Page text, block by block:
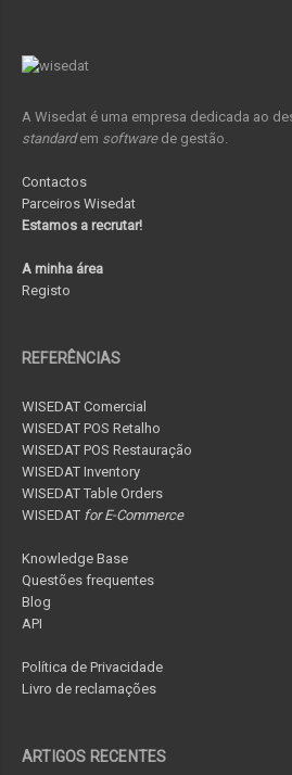
A Wisedat é uma empresa dedicada ao
standardem softwarede gestão.
Contactos
Parceiros Wisedat
Estamos a recrutar!
A minha área
Registo
REFERÊNCIAS
WISEDAT Comercial
WISEDAT POS Retalho
WISEDAT POS Restauração
WISEDAT Inventory
WISEDAT Table Orders
WISEDAT for E-Commerce
Knowledge Base
Questões frequentes
Blog
API
Política de Privacidade
Livro de reclamações
ARTIGOS RECENTES